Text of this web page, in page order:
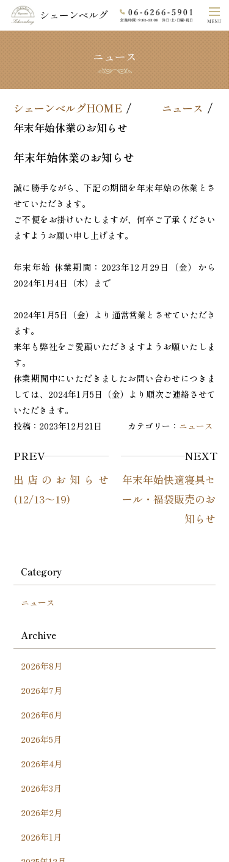
MENU
シェーンベルグ
ホーム
シェーンベルグのこだわり
よくあるご質問
法⼈の⽅へ
会社概要
ニュース
シェーンベルグHOME
ニュース
年末年始休業のお知らせ
年末年始休業のお知らせ
誠に勝手ながら、下記の期間を年末年始の休業とさ
せていただきます。
ご不便をお掛けいたしますが、何卒ご了承ください
ますようお願い申し上げます。
年末年始 休業期間：2023年12月29日（金）から
2024年1月4日（木）まで
2024年1月5日（金）より通常営業とさせていただき
ます。
来年も弊社をご愛顧いただきますようお願いたしま
す。
休業期間中にいただきましたお問い合わせにつきま
しては、2024年1月5日（金）より順次ご連絡させて
いただきます。
投稿：2023年12月21日 カテゴリー： ニュース
PREV
出店のお知らせ
(12/13～19)
NEXT
年末年始快適寝具セ
ール・福袋販売のお
知らせ
Category
ニュース
Archive
2026年8月
2026年7月
2026年6月
2026年5月
2026年4月
2026年3月
2026年2月
2026年1月